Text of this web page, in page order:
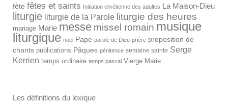
fête fêtes et saints Initiation chrétienne des adultes La Maison-Dieu
liturgie liturgie de la Parole liturgie des heures
mariage Marie messe missel romain musique
liturgique noël Pape parole de Dieu prière proposition de
chants publications Pâques pénitence semaine sainte Serge
Kerrien temps ordinaire temps pascal Vierge Marie
Les définitions du lexique